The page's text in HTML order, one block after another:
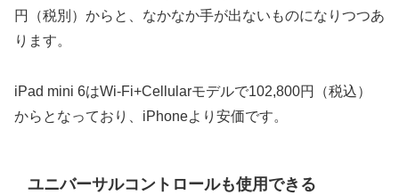
円（税別）からと、なかなか手が出ないものになりつつあ
ります。
iPad mini 6はWi-Fi+Cellularモデルで102,800円（税込）
からとなっており、iPhoneより安価です。
ユニバーサルコントロールも使用できる